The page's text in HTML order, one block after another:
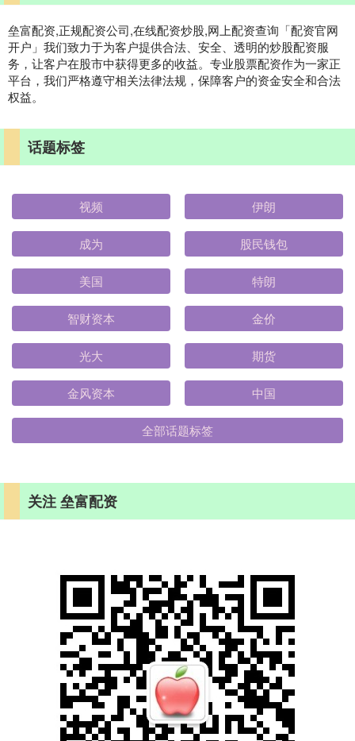
垒富配资,正规配资公司,在线配资炒股,网上配资查询「配资官网
开户」我们致力于为客户提供合法、安全、透明的炒股配资服
务，让客户在股市中获得更多的收益。专业股票配资作为一家正
平台，我们严格遵守相关法律法规，保障客户的资金安全和合法
权益。
话题标签
视频 伊朗
成为 股民钱包
美国 特朗
智财资本 金价
光大 期货
金风资本 中国
全部话题标签
关注 垒富配资